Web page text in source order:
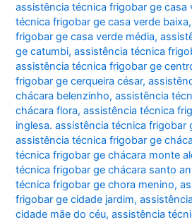
assistência técnica frigobar ge casa
técnica frigobar ge casa verde baixa
frigobar ge casa verde média,
ge catumbi,assistência técnica
assistência técnica frigobar ge
frigobar ge cerqueira césar,
chácara belenzinho,assistência
chácara flora,assistência técnica
inglesa. assistência técnica frigobar
assistência técnica frigobar ge
técnica frigobar ge chácara monte
técnica frigobar ge chácara santo
técnica frigobar ge chora menino,
frigobar ge cidade jardim,
cidade mãe do céu,assistência